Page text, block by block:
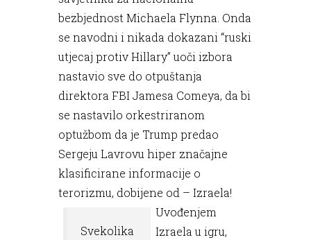
bezbjednost Michaela Flynna. Onda
se navodni i nikada dokazani “ruski
utjecaj protiv Hillary” uoči izbora
nastavio sve do otpuštanja
direktora FBI Jamesa Comeya, da bi
se nastavilo orkestriranom
optužbom da je Trump predao
Sergeju Lavrovu hiper značajne
klasificirane informacije o
terorizmu, dobijene od – Izraela!
Svekolika
Uvođenjem
Izraela u igru,